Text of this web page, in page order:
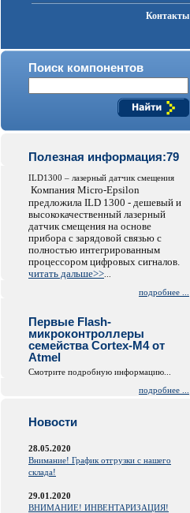
Контакты
Поиск компонентов
Полезная информация:79
ILD1300 – лазерный датчик смещения
Компания Micro-Epsilon
предложила ILD 1300 - дешевый и
высококачественный лазерный
датчик смещения на основе
прибора с зарядовой связью с
полностью интегрированным
процессором цифровых сигналов.
читать дальше>>
подробнее ...
Первые Flash-
микроконтроллеры
семейства Cortex-M4 от
Atmel
Смотрите подробную информацию...
подробнее ...
Новости
28.05.2020
Внимание! График отгрузки с нашего
склада!
29.01.2020
ВНИМАНИЕ! ИНВЕНТАРИЗАЦИЯ!